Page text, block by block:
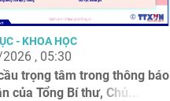
- KHOA HỌC
, 05:30
trọng tâm trong thông báo
của Tổng Bí thư, Chủ...